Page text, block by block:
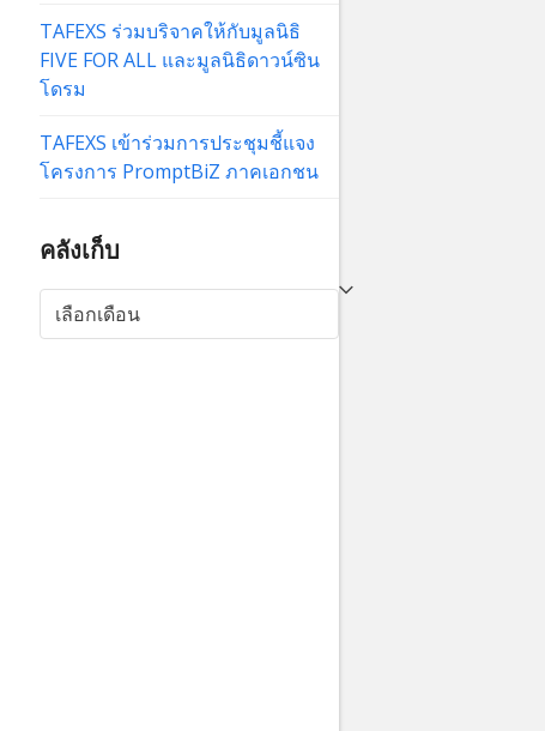
TAFEXS ร่วมบริจาคให้กับมูลนิธิ
FIVE FOR ALL และมูลนิธิดาวน์ซิน
โดรม
TAFEXS เข้าร่วมการประชุมชี้แจง
โครงการ PromptBiZ ภาคเอกชน
คลังเก็บ
คลัง
เก็บ